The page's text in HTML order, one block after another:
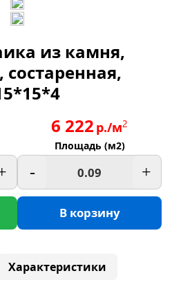
из камня,
6 222 р./м2
Площадь (м2)
- +
В корзину
Характеристики